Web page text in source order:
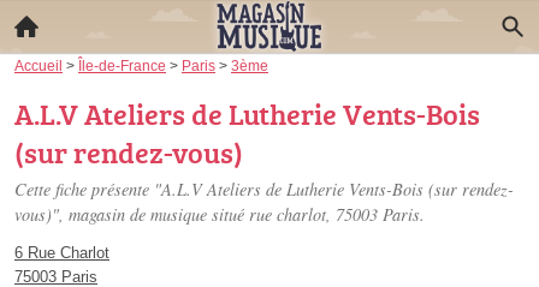
Accueil > Île-de-France > Paris > 3ème
A.L.V Ateliers de Lutherie Vents-Bois
(sur rendez-vous)
Cette fiche présente "A.L.V Ateliers de Lutherie Vents-Bois (sur rendez-
vous)", magasin de musique situé rue charlot, 75003 Paris.
6 Rue Charlot
75003 Paris